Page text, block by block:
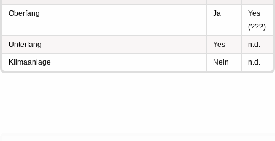
Oberfang Ja
Yes
(???)
Unterfang Yes n.d.
Klimaanlage Nein n.d.